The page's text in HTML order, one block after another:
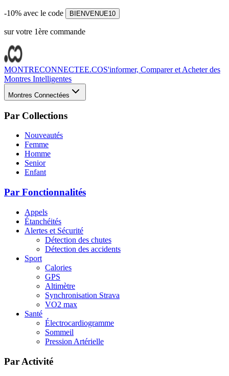
-10% avec le code BIENVENUE10
sur votre 1ère commande
MONTRECONNECTEE.COS'informer, Comparer et Acheter des
Montres Intelligentes
Montres Connectées
Par Collections
Nouveautés
Femme
Homme
Senior
Enfant
Par Fonctionnalités
Appels
Étanchéités
Alertes et Sécurité
Détection des chutes
Détection des accidents
Sport
Calories
GPS
Altimètre
Synchronisation Strava
VO2 max
Santé
Électrocardiogramme
Sommeil
Pression Artérielle
Par Activité